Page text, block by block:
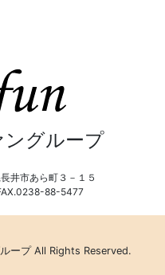
ングループ
市あら町３－１５
88-5477
ープ All Rights Reserved.